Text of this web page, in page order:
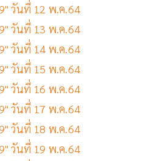
วันที่ 12 พ.ค.64
วันที่ 13 พ.ค.64
วันที่ 14 พ.ค.64
วันที่ 15 พ.ค.64
วันที่ 16 พ.ค.64
วันที่ 17 พ.ค.64
วันที่ 18 พ.ค.64
วันที่ 19 พ.ค.64